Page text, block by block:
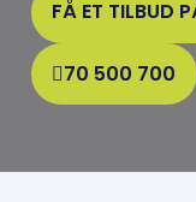
FÅ ET TILBUD
70 500 700